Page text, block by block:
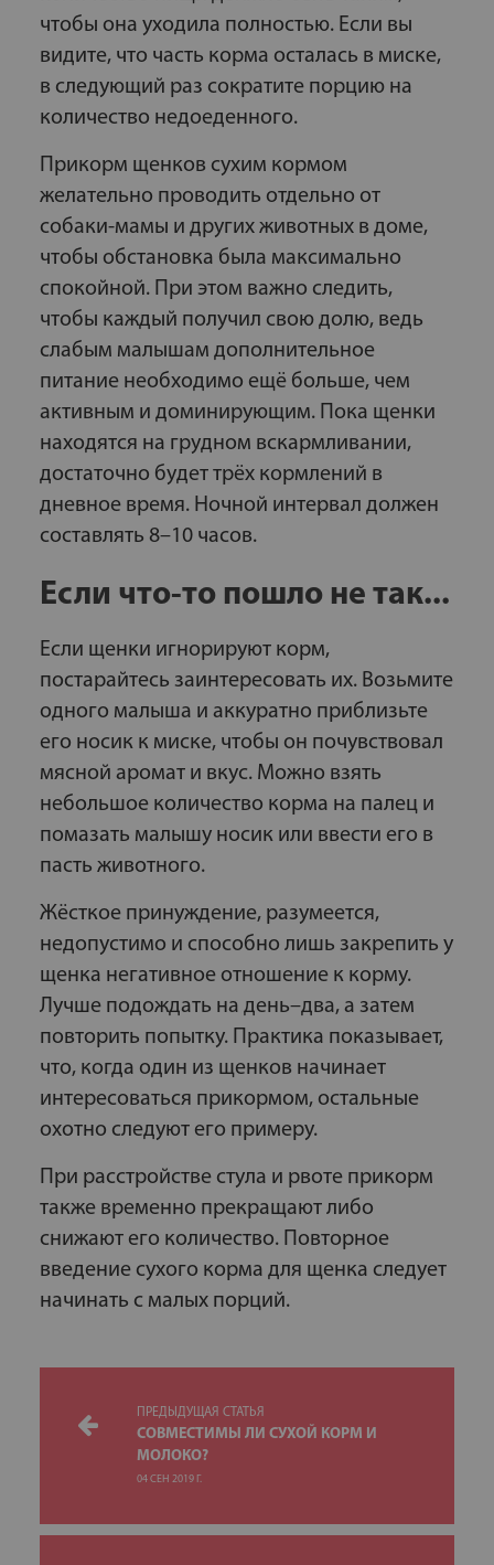
чтобы она уходила полностью. Если вы
видите, что часть корма осталась в миске,
в следующий раз сократите порцию на
количество недоеденного.
Прикорм щенков сухим кормом
желательно проводить отдельно от
собаки-мамы и других животных в доме,
чтобы обстановка была максимально
спокойной. При этом важно следить,
чтобы каждый получил свою долю, ведь
слабым малышам дополнительное
питание необходимо ещё больше, чем
активным и доминирующим. Пока щенки
находятся на грудном вскармливании,
достаточно будет трёх кормлений в
дневное время. Ночной интервал должен
составлять 8–10 часов.
Если что-то пошло не так...
Если щенки игнорируют корм,
постарайтесь заинтересовать их. Возьмите
одного малыша и аккуратно приблизьте
его носик к миске, чтобы он почувствовал
мясной аромат и вкус. Можно взять
небольшое количество корма на палец и
помазать малышу носик или ввести его в
пасть животного.
Жёсткое принуждение, разумеется,
недопустимо и способно лишь закрепить у
щенка негативное отношение к корму.
Лучше подождать на день–два, а затем
повторить попытку. Практика показывает,
что, когда один из щенков начинает
интересоваться прикормом, остальные
охотно следуют его примеру.
При расстройстве стула и рвоте прикорм
также временно прекращают либо
снижают его количество. Повторное
введение сухого корма для щенка следует
начинать с малых порций.
ПРЕДЫДУЩАЯ СТАТЬЯ
СОВМЕСТИМЫ ЛИ СУХОЙ КОРМ И
МОЛОКО?
04 СЕН 2019 Г.